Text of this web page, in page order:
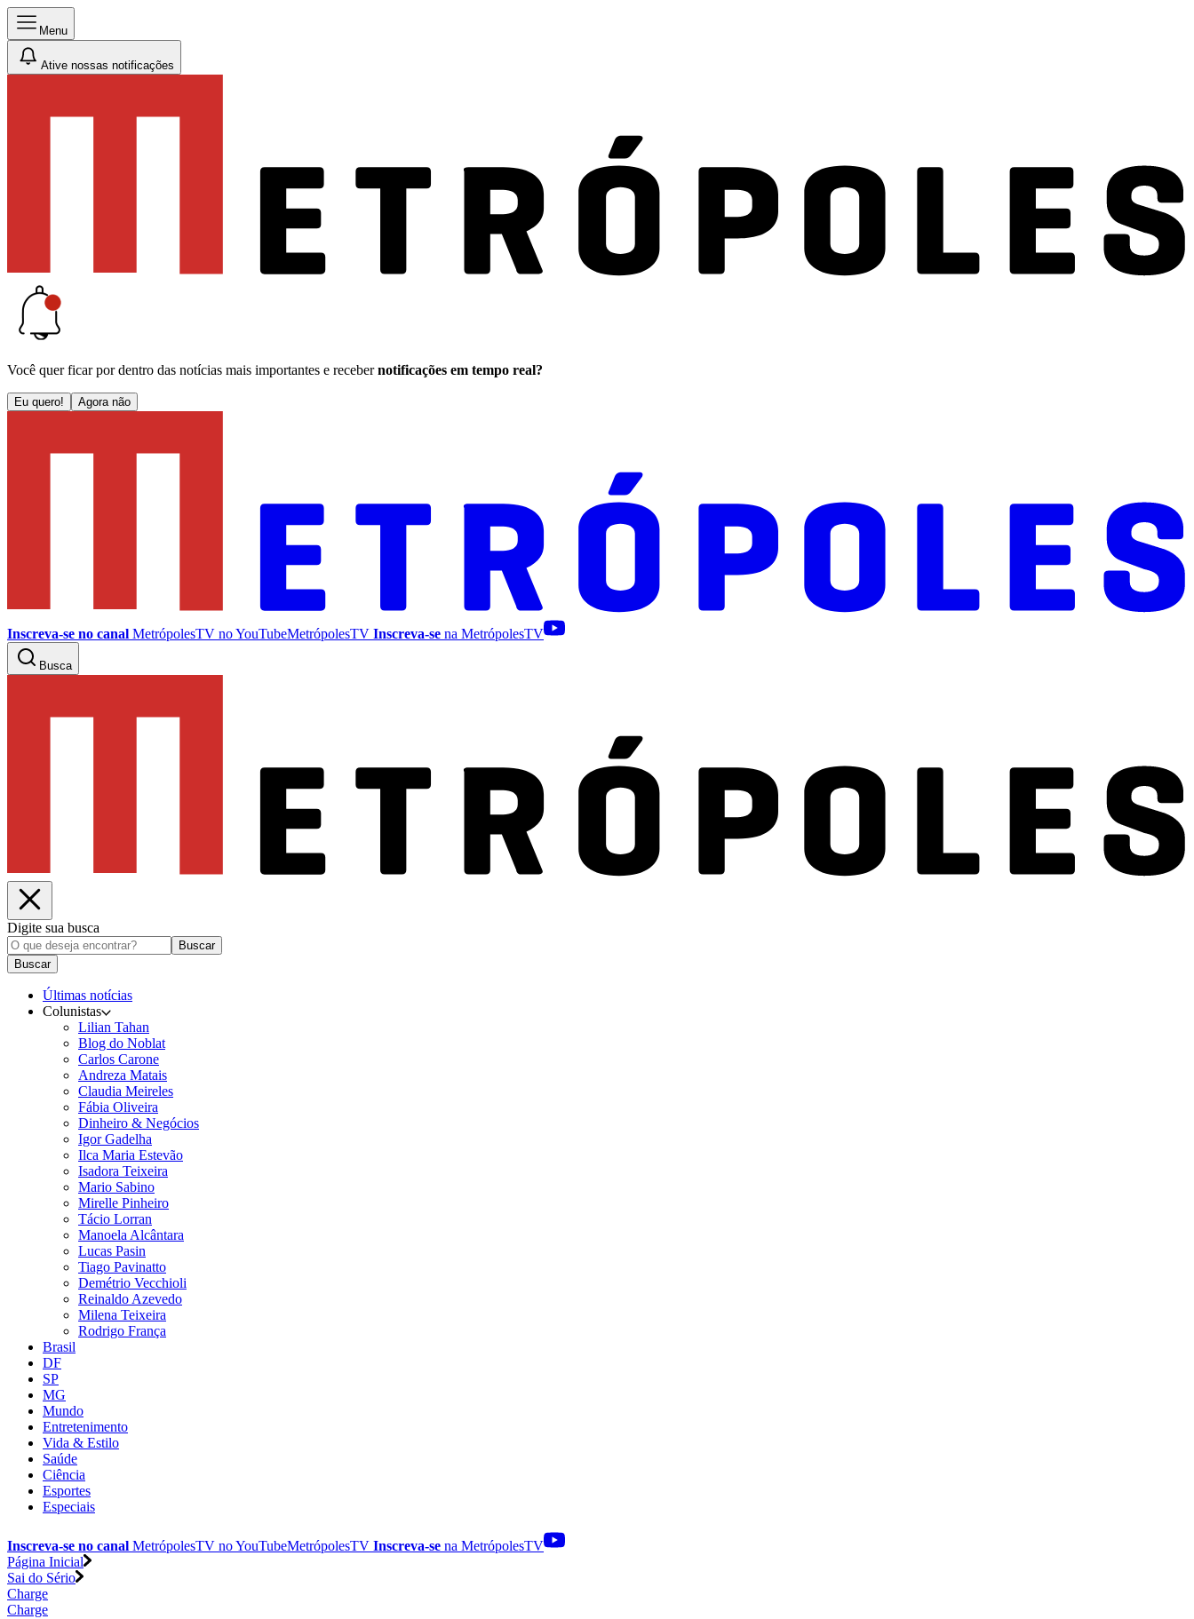
Menu
Ative nossas notificações
Você quer ficar por dentro das notícias mais importantes e receber notificações em tempo real?
Eu quero! Agora não
Inscreva-se no canal MetrópolesTV noYouTubeMetrópolesTV Inscreva-se na MetrópolesTV
Busca
Digite sua busca
Buscar
Buscar
Últimas notícias
Colunistas
Lilian Tahan
Blog do Noblat
Carlos Carone
Andreza Matais
Claudia Meireles
Fábia Oliveira
Dinheiro & Negócios
Igor Gadelha
Ilca Maria Estevão
Isadora Teixeira
Mario Sabino
Mirelle Pinheiro
Tácio Lorran
Manoela Alcântara
Lucas Pasin
Tiago Pavinatto
Demétrio Vecchioli
Reinaldo Azevedo
Milena Teixeira
Rodrigo França
Brasil
DF
SP
MG
Mundo
Entretenimento
Vida & Estilo
Saúde
Ciência
Esportes
Especiais
Inscreva-se no canal MetrópolesTV noYouTubeMetrópolesTV Inscreva-se na MetrópolesTV
Página Inicial
Sai do Sério
Charge
Charge